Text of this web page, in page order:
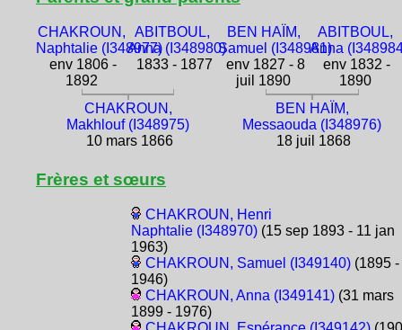
CHAKROUN,
Naphtalie (I348977)
env 1806 -
1892
ABITBOUL,
Anna (I348980)
1833 - 1877
BEN HAÏM,
Samuel (I348981)
env 1827 - 8
juil 1890
ABITBOUL,
Anna
env 1832 -
1890
CHAKROUN,
Makhlouf (I348975)
10 mars 1866
BEN HAÏM,
Messaouda (I348976)
18 juil 1868
Frères et sœurs
CHAKROUN, Henri
Naphtalie (I348970)(15 sep 1893 - 11 jan
1963)
CHAKROUN, Samuel (I349140)(1895 -
1946)
CHAKROUN, Anna (I349141)(31 mars
1899 - 1976)